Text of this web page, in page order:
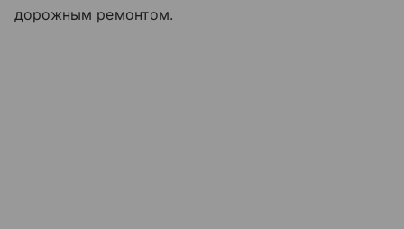
дорожным ремонтом.